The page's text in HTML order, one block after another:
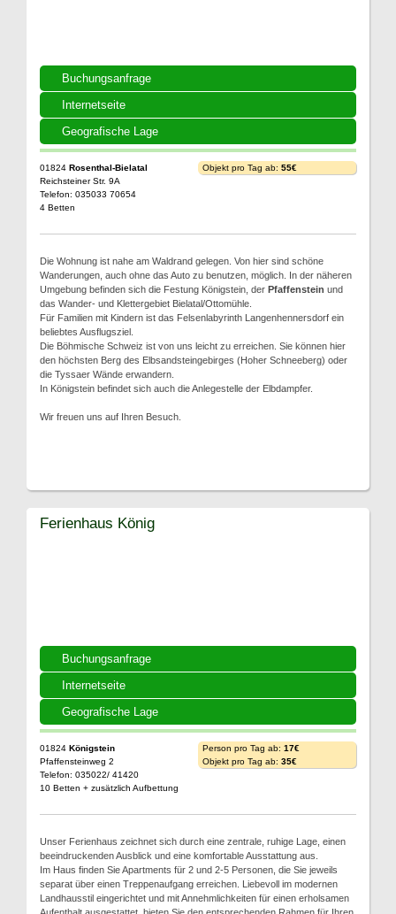
Buchungsanfrage
Internetseite
Geografische Lage
01824 Rosenthal-Bielatal
Reichsteiner Str. 9A
Telefon: 035033 70654
4 Betten
Objekt pro Tag ab: 55€
Die Wohnung ist nahe am Waldrand gelegen. Von hier sind schöne
Wanderungen, auch ohne das Auto zu benutzen, möglich. In der näheren
Umgebung befinden sich die Festung Königstein, der Pfaffenstein und
das Wander- und Klettergebiet Bielatal/Ottomühle.
Für Familien mit Kindern ist das Felsenlabyrinth Langenhennersdorf ein
beliebtes Ausflugsziel.
Die Böhmische Schweiz ist von uns leicht zu erreichen. Sie können hier
den höchsten Berg des Elbsandsteingebirges (Hoher Schneeberg) oder
die Tyssaer Wände erwandern.
In Königstein befindet sich auch die Anlegestelle der Elbdampfer.
Wir freuen uns auf Ihren Besuch.
Buchungsanfrage
Internetseite
Geografische Lage
Ferienhaus König
01824 Königstein
Pfaffensteinweg 2
Telefon: 035022/ 41420
10 Betten + zusätzlich Aufbettung
Person pro Tag ab: 17€
Objekt pro Tag ab: 35€
Unser Ferienhaus zeichnet sich durch eine zentrale, ruhige Lage, einen
beeindruckenden Ausblick und eine komfortable Ausstattung aus.
Im Haus finden Sie Apartments für 2 und 2-5 Personen, die Sie jeweils
separat über einen Treppenaufgang erreichen. Liebevoll im modernen
Landhausstil eingerichtet und mit Annehmlichkeiten für einen erholsamen